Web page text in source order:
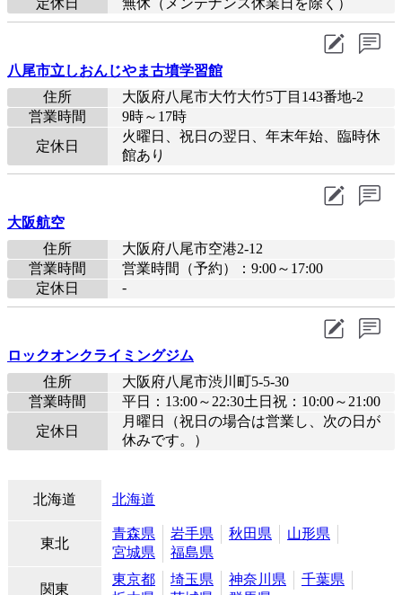
定休日
無休（メンテナンス休業日を除く）
八尾市立しおんじやま古墳学習館
住所
大阪府八尾市大竹大竹5丁目143番地-2
営業時間
9時～17時
定休日
火曜日、祝日の翌日、年末年始、臨時休
館あり
大阪航空
住所
大阪府八尾市空港2-12
営業時間
営業時間（予約）：9:00～17:00
定休日
-
ロックオンクライミングジム
住所
大阪府八尾市渋川町5-5-30
営業時間
平日：13:00～22:30土日祝：10:00～21:00
定休日
月曜日（祝日の場合は営業し、次の日が
休みです。）
北海道 北海道
東北
青森県 岩手県 秋田県
山形県
宮城県
福島県
関東
東京都 埼玉県 神奈川県
千葉県